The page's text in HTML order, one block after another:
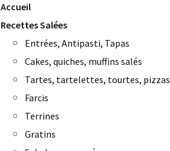
Accueil
Recettes Salées
Entrées, Antipasti, Tapas
Cakes, quiches, muffins salés
Tartes, tartelettes, tourtes, pizzas
Farcis
Terrines
Gratins